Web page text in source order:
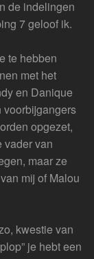
de indelingen
7 geloof ik.
te hebben
met het
en Danique
opgezet,
vader van
maar ze
mij of Malou
kwestie van
je hebt een